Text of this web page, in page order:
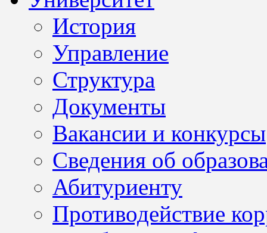
История
Управление
Структура
Документы
Вакансии и конкурсы
Сведения об
Абитуриенту
Противодействие